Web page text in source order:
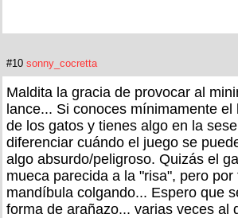
#10 sonny_cocretta
Maldita la gracia de provocar al
lance... Si conoces mínimamente el
de los gatos y tienes algo en la
diferenciar cuándo el juego se
algo absurdo/peligroso. Quizás el
mueca parecida a la "risa", pero por
mandíbula colgando... Espero que
forma de arañazo... varias veces al